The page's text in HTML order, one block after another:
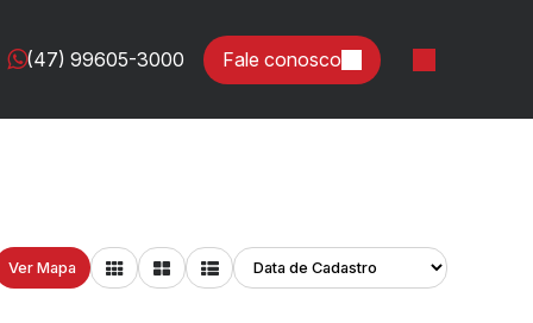
Fale conosco
(47) 99605-3000
Ver Mapa